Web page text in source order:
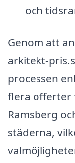
och
Genom att
arkitekt-
processen
flera offerter
Ramsberg
städerna,